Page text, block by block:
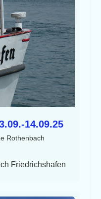
14.09.25
Rothenbach
Friedrichshafen